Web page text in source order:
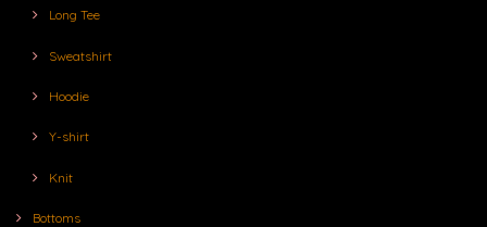
Long Tee
Sweatshirt
Hoodie
Y-shirt
Knit
Bottoms